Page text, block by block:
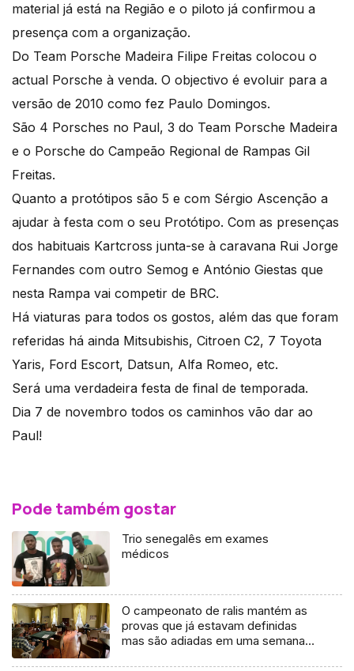
material já está na Região e o piloto já confirmou a
presença com a organização.
Do Team Porsche Madeira Filipe Freitas colocou o
actual Porsche à venda. O objectivo é evoluir para a
versão de 2010 como fez Paulo Domingos.
São 4 Porsches no Paul, 3 do Team Porsche Madeira
e o Porsche do Campeão Regional de Rampas Gil
Freitas.
Quanto a protótipos são 5 e com Sérgio Ascenção a
ajudar à festa com o seu Protótipo. Com as presenças
dos habituais Kartcross junta-se à caravana Rui Jorge
Fernandes com outro Semog e António Giestas que
nesta Rampa vai competir de BRC.
Há viaturas para todos os gostos, além das que foram
referidas há ainda Mitsubishis, Citroen C2, 7 Toyota
Yaris, Ford Escort, Datsun, Alfa Romeo, etc.
Será uma verdadeira festa de final de temporada.
Dia 7 de novembro todos os caminhos vão dar ao
Paul!
Pode também gostar
Trio senegalês em exames
médicos
O campeonato de ralis mantém as
provas que já estavam definidas
mas são adiadas em uma semana